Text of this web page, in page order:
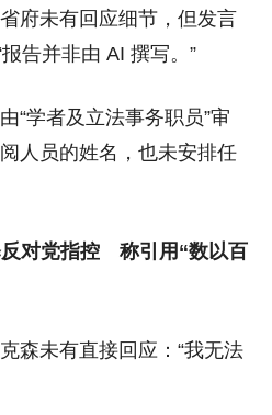
府未有回应细节，但发言
告并非由 AI 撰写。”
“学者及立法事务职员”审
人员的姓名，也未安排任
对党指控 称引用“数以百
森未有直接回应：“我无法